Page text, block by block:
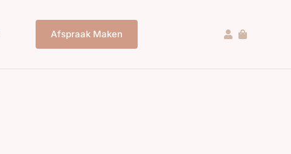
Afspraak Maken